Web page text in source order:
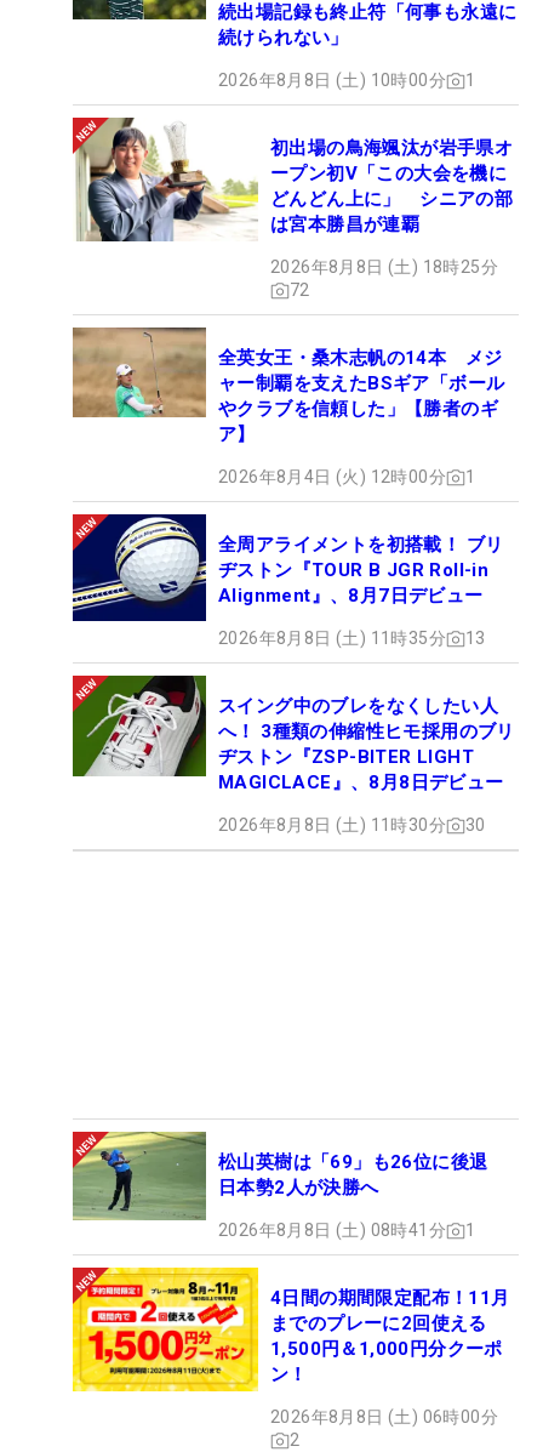
続出場記録も終止符「何事も永遠に
続けられない」
2026年8月8日 (土) 10時00分 1
初出場の鳥海颯汰が岩手県オ
ープン初V「この大会を機に
どんどん上に」 シニアの部
は宮本勝昌が連覇
2026年8月8日 (土) 18時25分
72
全英女王・桑木志帆の14本 メジ
ャー制覇を支えたBSギア「ボール
やクラブを信頼した」【勝者のギ
ア】
2026年8月4日 (火) 12時00分 1
全周アライメントを初搭載！ ブリ
ヂストン『TOUR B JGR Roll-in
Alignment』、8月7日デビュー
2026年8月8日 (土) 11時35分 13
スイング中のブレをなくしたい人
へ！ 3種類の伸縮性ヒモ採用のブリ
ヂストン『ZSP-BITER LIGHT
MAGICLACE』、8月8日デビュー
2026年8月8日 (土) 11時30分 30
松山英樹は「69」も26位に後退
日本勢2人が決勝へ
2026年8月8日 (土) 08時41分 1
4日間の期間限定配布！11月
までのプレーに2回使える
1,500円＆1,000円分クーポ
ン！
2026年8月8日 (土) 06時00分
2